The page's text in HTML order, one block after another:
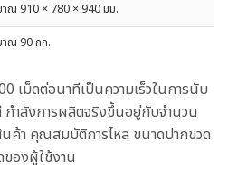
าณ 910 × 780 × 940 มม.
าณ 90 กก.
เม็ดต่อนาทีเป็นความเร็วในการนับ
กำลังการผลิตจริงขึ้นอยู่กับจำนวน
ค้า คุณสมบัติการไหล ขนาดปากขวด
ของผู้ใช้งาน